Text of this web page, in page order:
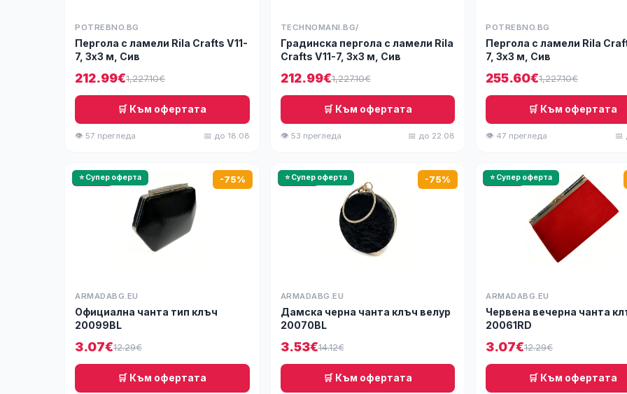
POTREBNO.BG
Пергола с ламели Rila Crafts V11-
7, 3х3 м, Сив
212.99€1,227.10€
🛒 Към офертата
👁 57 прегледа 📅 до 18.08
TECHNOMANI.BG/
Градинска пергола с ламели Rila
Crafts V11-7, 3х3 м, Сив
212.99€1,227.10€
🛒 Към офертата
👁 53 прегледа 📅 до 22.08
POTREBNO.BG
Пергола с ламели Rila
7, 3х3 м, Сив
255.60€1,227.10€
🛒 Към офертата
👁 47 прегледа 📅
🔥 HOT
⭐ Супер оферта -75%
ARMADABG.EU
Официална чанта тип клъч
20099BL
3.07€12.29€
🛒 Към офертата
🔥 HOT
⭐ Супер оферта -75%
ARMADABG.EU
Дамска черна чанта клъч велур
20070BL
3.53€14.12€
🛒 Към офертата
🔥 HOT
⭐ Супер оферта
ARMADABG.EU
Червена вечерна чанта
20061RD
3.07€12.29€
🛒 Към офертата